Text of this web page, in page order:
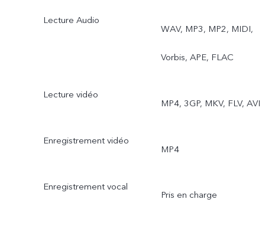
Lecture Audio
WAV, MP3, MP2, MIDI,
Vorbis, APE, FLAC
Lecture vidéo
MP4, 3GP, MKV, FLV, AVI
Enregistrement vidéo
MP4
Enregistrement vocal
Pris en charge